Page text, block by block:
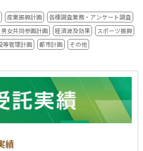
産業振興計画
各種調査業務・アンケート調査
男女共同参画計画 経済波及効果
スポーツ振興
等管理計画
都市計画 その他
績